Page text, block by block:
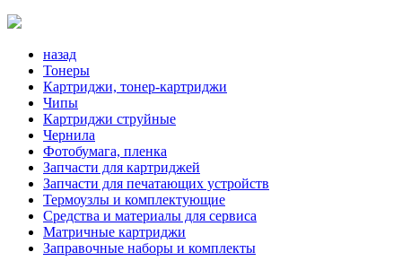
назад
Тонеры
Картриджи, тонер-картриджи
Чипы
Картриджи струйные
Чернила
Фотобумага, пленка
Запчасти для картриджей
Запчасти для печатающих устройств
Термоузлы и комплектующие
Средства и материалы для сервиса
Матричные картриджи
Заправочные наборы и комплекты